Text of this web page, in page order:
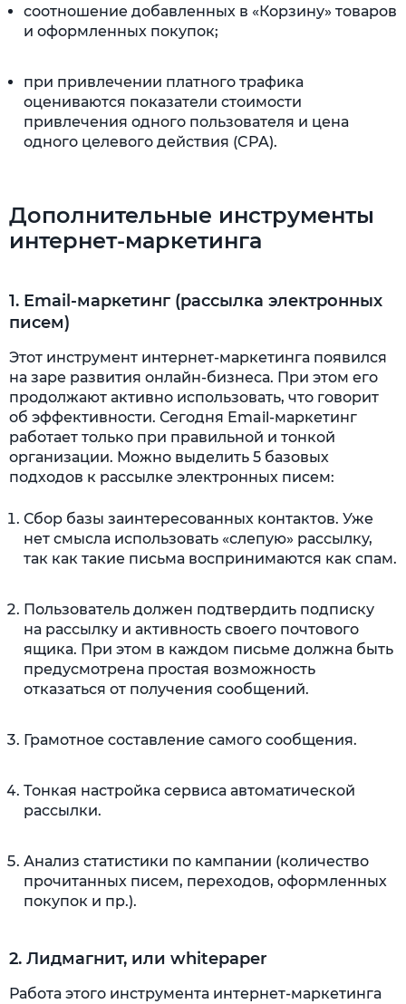
соотношение добавленных в «Корзину» товаров
и оформленных покупок;
при привлечении платного трафика
оцениваются показатели стоимости
привлечения одного пользователя и цена
одного целевого действия (CPA).
Дополнительные инструменты
интернет-маркетинга
1. Email-маркетинг (рассылка электронных
писем)
Этот инструмент интернет-маркетинга появился
на заре развития онлайн-бизнеса. При этом его
продолжают активно использовать, что говорит
об эффективности. Сегодня Email-маркетинг
работает только при правильной и тонкой
организации. Можно выделить 5 базовых
подходов к рассылке электронных писем:
Сбор базы заинтересованных контактов. Уже
нет смысла использовать «слепую» рассылку,
так как такие письма воспринимаются как спам.
Пользователь должен подтвердить подписку
на рассылку и активность своего почтового
ящика. При этом в каждом письме должна быть
предусмотрена простая возможность
отказаться от получения сообщений.
Грамотное составление самого сообщения.
Тонкая настройка сервиса автоматической
рассылки.
Анализ статистики по кампании (количество
прочитанных писем, переходов, оформленных
покупок и пр.).
2. Лидмагнит, или whitepaper
Работа этого инструмента интернет-маркетинга